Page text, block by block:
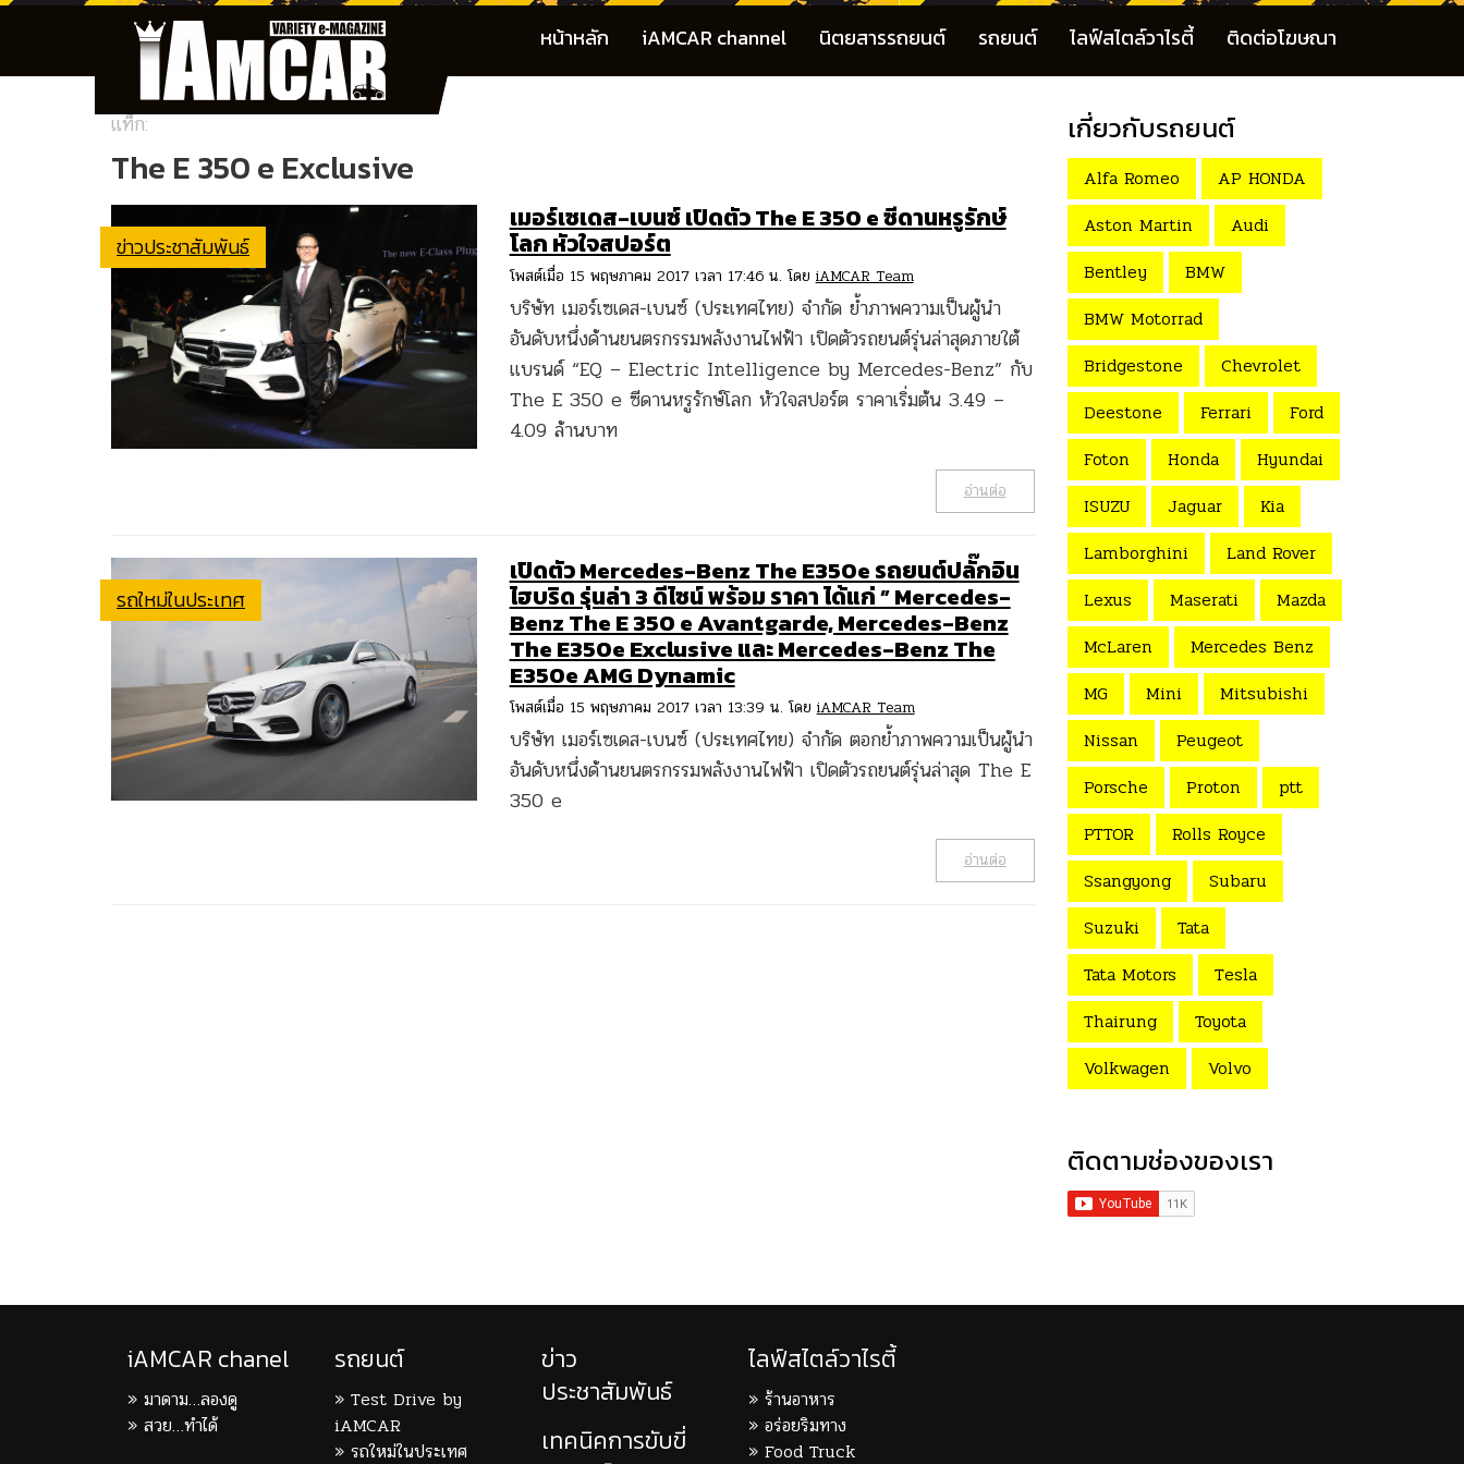
หน้าหลัก iAMCAR channel นิตยสารรถยนต์ รถยนต์ ไลฟ์สไตล์วาไรตี้ ติดต่อโฆษณา
แท็ก:
The E 350 e Exclusive
ข่าวประชาสัมพันธ์
เมอร์เซเดส-เบนซ์ เปิดตัว The E 350 e ซีดานหรูรักษ์
โลก หัวใจสปอร์ต
โพสต์เมื่อ 15 พฤษภาคม 2017 เวลา 17:46 น. โดย iAMCAR Team
บริษัท เมอร์เซเดส-เบนซ์ (ประเทศไทย) จำกัด ย้ำภาพความเป็นผู้นำ
อันดับหนึ่งด้านยนตรกรรมพลังงานไฟฟ้า เปิดตัวรถยนต์รุ่นล่าสุดภายใต้
แบรนด์ “EQ – Electric Intelligence by Mercedes-Benz” กับ
The E 350 e ซีดานหรูรักษ์โลก หัวใจสปอร์ต ราคาเริ่มต้น 3.49 –
4.09 ล้านบาท
อ่านต่อ
รถใหม่ในประเทศ
เปิดตัว Mercedes-Benz The E350e รถยนต์ปลั๊กอิน
ไฮบริด รุ่นล่า 3 ดีไซน์ พร้อม ราคา ได้แก่ ” Mercedes-
Benz The E 350 e Avantgarde, Mercedes-Benz
The E350e Exclusive และ Mercedes-Benz The
E350e AMG Dynamic
โพสต์เมื่อ 15 พฤษภาคม 2017 เวลา 13:39 น. โดย iAMCAR Team
บริษัท เมอร์เซเดส-เบนซ์ (ประเทศไทย) จำกัด ตอกย้ำภาพความเป็นผู้นำ
อันดับหนึ่งด้านยนตรกรรมพลังงานไฟฟ้า เปิดตัวรถยนต์รุ่นล่าสุด The E
350 e
อ่านต่อ
เกี่ยวกับรถยนต์
Alfa Romeo
AP HONDA
Aston Martin
Audi
Bentley
BMW
BMW Motorrad
Bridgestone
Chevrolet
Deestone
Ferrari
Ford
Foton
Honda
Hyundai
ISUZU
Jaguar
Kia
Lamborghini
Land Rover
Lexus
Maserati
Mazda
McLaren
Mercedes Benz
MG
Mini
Mitsubishi
Nissan
Peugeot
Porsche
Proton
ptt
PTTOR
Rolls Royce
Ssangyong
Subaru
Suzuki
Tata
Tata Motors
Tesla
Thairung
Toyota
Volkwagen
Volvo
ติดตามช่องของเรา
iAMCAR chanel
มาดาม…ลองดู
สวย…ทำได้
รถยนต์
Test Drive by
iAMCAR
รถใหม่ในประเทศ
ข่าว
ประชาสัมพันธ์
เทคนิคการขับขี่
ไลฟ์สไตล์วาไรตี้
ร้านอาหาร
อร่อยริมทาง
Food Truck